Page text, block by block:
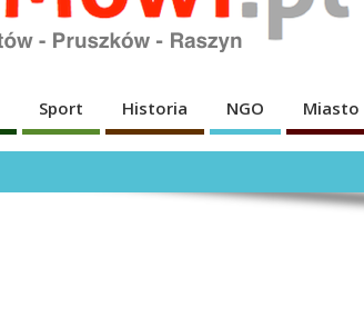
Sport Historia NGO Miasto